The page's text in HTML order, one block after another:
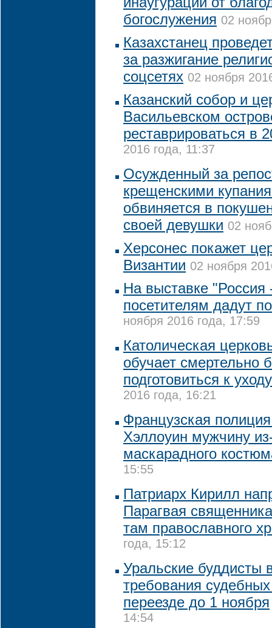
богослужения 02
Казахстанец
за разжигание
соцсетях 02 ноября
Казанский собор и
Васильевском
реставрироваться в
2016 года, 11:37
Осужденный за
крещенскими
обвиняется в
своей девушки 02
Херсонес покажет
Византии 02 ноября
На выставке "Россия
посетителям дадут
ноября 2016 года, 17:59
Католическая
обучает смертельно
подготовиться к
2016 года, 16:21
Французская
Хэллоуин мужчину
маскарадного
15:55
Патриарх Кирилл
Парагвая
там православного
года, 15:12
Уральские буддисты
требования
переезде до 1 ноября
14:54